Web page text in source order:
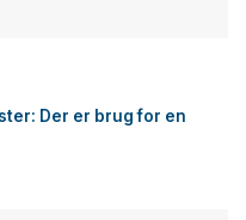
Der er brug for en